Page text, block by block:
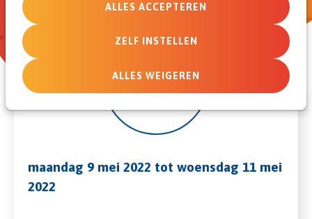
ALLES ACCEPTEREN
ZELF INSTELLEN
ALLES WEIGEREN
9
mei
maandag 9 mei 2022 tot woensdag 11 mei
2022